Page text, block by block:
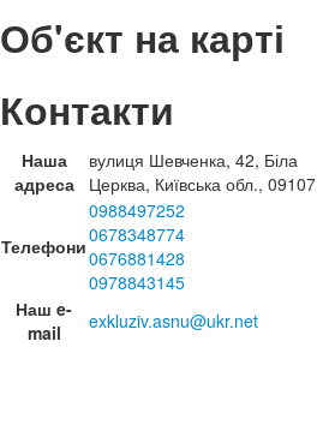
Об'єкт на карті
Контакти
Наша
адреса
вулиця Шевченка, 42, Біла
Церква, Київська обл., 09107
Телефони
0988497252
0678348774
0676881428
0978843145
Наш e-
mail
exkluziv.asnu@ukr.net